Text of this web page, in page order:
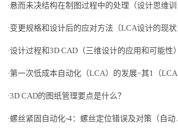
悬而未决结构在制图过程中的处理（设计思维训练-45）
变更规格和设计后的应对方法（LCA设计的现状和课题解决的着眼点-2）
设计过程和3D CAD（三维设计的应用和可能性）
第一次低成本自动化（LCA）的发展−其1（LCA的演变-4）
3D CAD的图纸管理要点是什么？
螺丝紧固自动化-4：螺丝定位错误及对策（自动化技术诀窍篇）